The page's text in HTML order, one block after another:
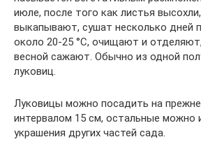
июле, после того как листья
выкапывают, сушат несколько дней
около 20-25 °C, очищают и
весной сажают. Обычно из одной
луковиц.
Луковицы можно посадить на
интервалом 15 см, остальные можно
украшения других частей сада.